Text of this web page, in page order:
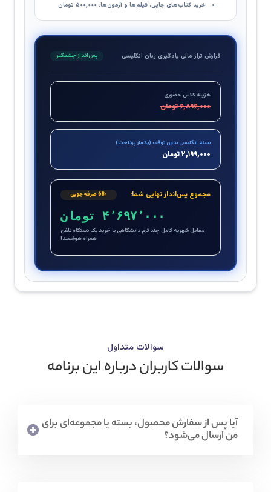
خرید کتاب‌های چاپی، فیلم‌ها و آزمون‌ها: ۵۰۰,۰۰۰ تومان
گزارش تراز مالی یادگیری زبان انگلیسی پس‌انداز چشمگیر
هزینه کلاس حضوری
۶٬۸۹۶٬۰۰۰ تومان
بسته انگلیسی بدون توقف (یک‌بار پرداخت)
۲,۱۹۹,۰۰۰ تومان
مجموع پس‌انداز نهایی شما: 68٪ صرفه‌جویی
۴٬۶۹۷٬۰۰۰ تومان
معادل شهریه کامل چند ترم دانشگاهی یا خرید یک دستگاه تلفن
همراه هوشمند!
سوالات متداول
سوالات کاربران درباره این برنامه
آیا پس از سفارش محصول، بسته یا مجموعه‌ای برای
من ارسال می‌شود؟